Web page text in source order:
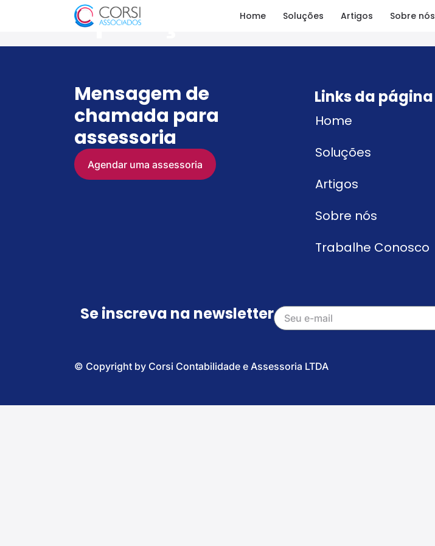
Home Soluções Artigos Sobre nós
Expedição
Mensagem de
chamada para
assessoria
Agendar uma assessoria
Links da página
Home
Soluções
Artigos
Sobre nós
Trabalhe Conosco
Se inscreva na newsletter
© Copyright by Corsi Contabilidade e Assessoria LTDA